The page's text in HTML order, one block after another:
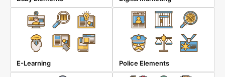
E-Learning Police Elements